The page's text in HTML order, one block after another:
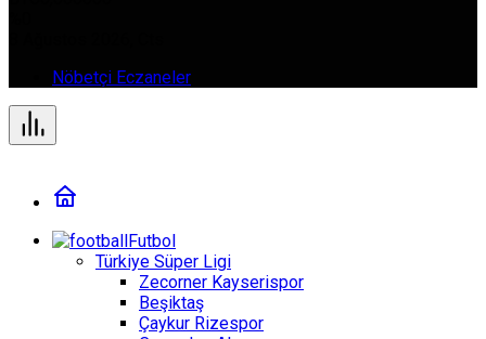
Nöbetçi Eczaneler
Futbol
Türkiye Süper Ligi
Zecorner Kayserispor
Beşiktaş
Çaykur Rizespor